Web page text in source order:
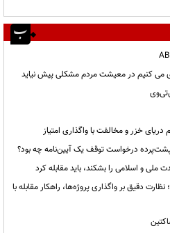
می کنیم در معیشت مردم مشکلی پیش نیاید
خزر و مخالفت با واگذاری امتیاز
پشت‌پرده درخواست توقف یک آیین‌نامه چه بود؟
و اسلامی را بشکند، باید مقابله کرد
دقیق بر واگذاری پروژه‌ها، راهکار مقابله با